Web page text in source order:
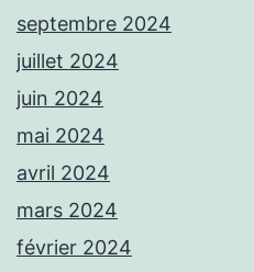
septembre 2024
juillet 2024
juin 2024
mai 2024
avril 2024
mars 2024
février 2024